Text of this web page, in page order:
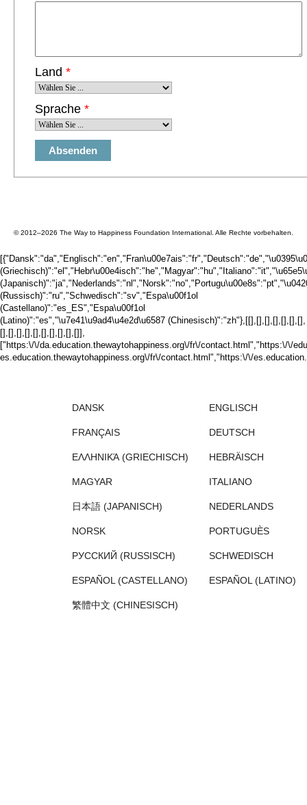
Land *
Sprache *
© 2012–2026 The Way to Happiness Foundation International. Alle Rechte vorbehalten.
(Russisch)":"ru","Schwedisch":"sv","Espa\u00f1ol
(Castellano)":"es_ES","Espa\u00f1ol
(Latino)":"es","\u7e41\u9ad4\u4e2d\u6587 (Chinesisch)":"zh"},[[],[],[],[],[],[],[],
[],[],[],[],[],[],[],[],[],[]],
["https:\/\/da.education.thewaytohappiness.org\/fr\/contact.html","https:\/\/
es.education.thewaytohappiness.org\/fr\/contact.html","https:\/\/
DANSK ENGLISCH
FRANÇAIS DEUTSCH
ΕΛΛΗΝΙΚΆ (GRIECHISCH) HEBRÄISCH
MAGYAR ITALIANO
日本語 (JAPANISCH) NEDERLANDS
NORSK PORTUGUÈS
РУССКИЙ (RUSSISCH) SCHWEDISCH
ESPAÑOL (CASTELLANO) ESPAÑOL (LATINO)
繁體中文 (CHINESISCH)